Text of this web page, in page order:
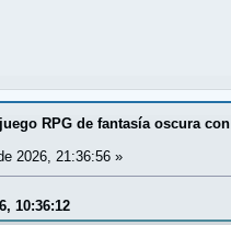
RPG de fantasía oscura con
2026, 21:36:56 »
10:36:12